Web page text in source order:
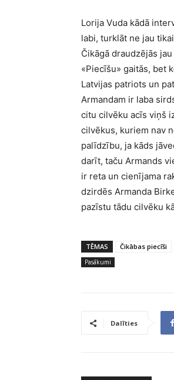
Lorija Vuda kādā
labi, turklāt ne jau
Čikāgā draudzējās
«Piecīšu» gaitās, bet
Latvijas patriots un
Armandam ir laba
citu cilvēku acīs viņš
cilvēkus, kuriem nav
palīdzību, ja kāds
darīt, taču Armands
ir reta un cienījama
dzirdēs Armanda
pazīstu tādu cilvēku
TĒMAS Čikābas piecīši
Pasākumi
Dalīties